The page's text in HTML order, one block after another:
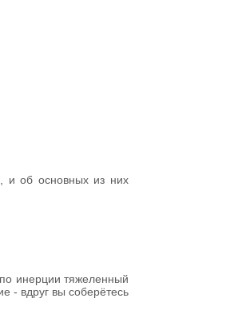
и об основных из них
инерции тяжеленный
- вдруг вы соберётесь